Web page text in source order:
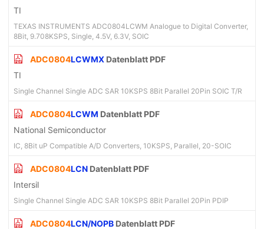
TI
TEXAS INSTRUMENTS ADC0804LCWM Analogue to Digital Converter,
8Bit, 9.708KSPS, Single, 4.5V, 6.3V, SOIC
ADC0804LCWMX Datenblatt PDF
TI
Single Channel Single ADC SAR 10KSPS 8Bit Parallel 20Pin SOIC T/R
ADC0804LCWM Datenblatt PDF
National Semiconductor
IC, 8Bit uP Compatible A/D Converters, 10KSPS, Parallel, 20-SOIC
ADC0804LCN Datenblatt PDF
Intersil
Single Channel Single ADC SAR 10KSPS 8Bit Parallel 20Pin PDIP
ADC0804LCN/NOPB Datenblatt PDF